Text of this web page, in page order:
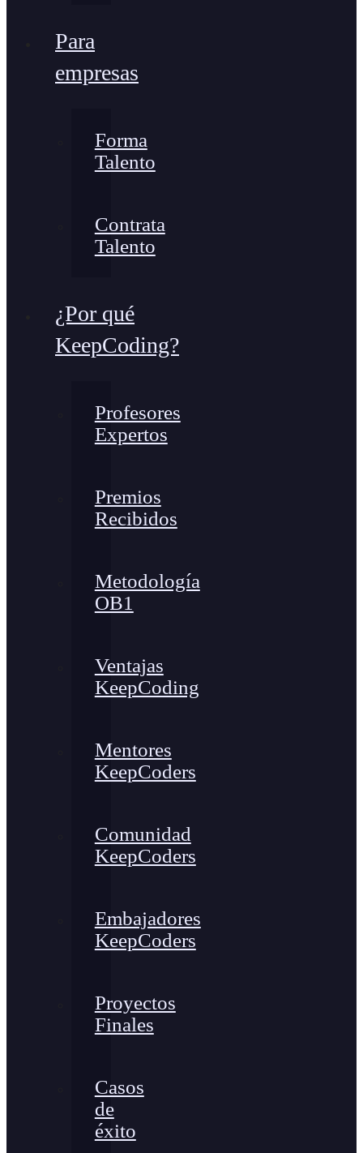
Para
empresas
Forma
Talento
Contrata
Talento
¿Por qué
KeepCoding?
Profesores
Expertos
Premios
Recibidos
Metodología
OB1
Ventajas
KeepCoding
Mentores
KeepCoders
Comunidad
KeepCoders
Embajadores
KeepCoders
Proyectos
Finales
Casos
de
éxito